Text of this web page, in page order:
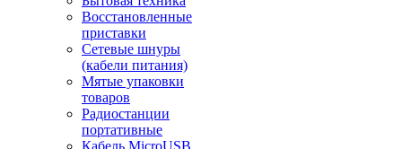
Восстановленные
приставки
Сетевые шнуры
(кабели питания)
Мятые упаковки
товаров
Радиостанции
портативные
Кабель MicroUSB